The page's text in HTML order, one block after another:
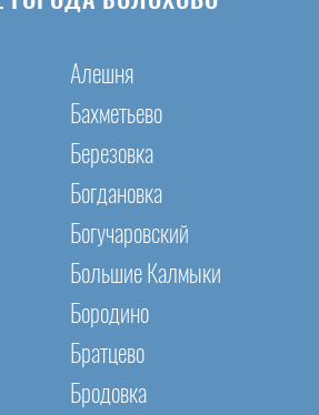
Алешня
Бахметьево
Березовка
Богдановка
Богучаровский
Большие Калмыки
Бородино
Братцево
Бродовка